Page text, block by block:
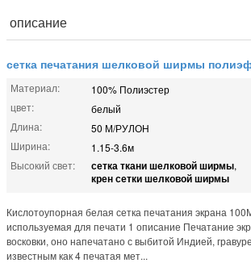
описание
сетка печатания шелковой ширмы
Материал:
100% Полиэстер
цвет:
белый
Длина:
50 М/РУЛОН
Ширина:
1.15-3.6м
Высокий свет:
сетка ткани шелковой ширмы,
крен сетки шелковой ширмы
Кислотоупорная белая сетка печатания экрана
используемая для печати 1 описание Печатание
восковки, оно напечатано с выбитой Индией,
известным как 4 печатая мет...